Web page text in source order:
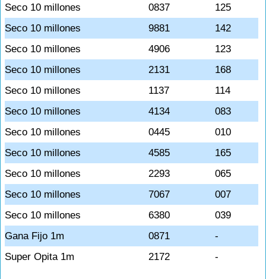
Seco 10 millones
0837
125
Seco 10 millones
9881
142
Seco 10 millones
4906
123
Seco 10 millones
2131
168
Seco 10 millones
1137
114
Seco 10 millones
4134
083
Seco 10 millones
0445
010
Seco 10 millones
4585
165
Seco 10 millones
2293
065
Seco 10 millones
7067
007
Seco 10 millones
6380
039
Gana Fijo 1m
0871
-
Super Opita 1m
2172 -